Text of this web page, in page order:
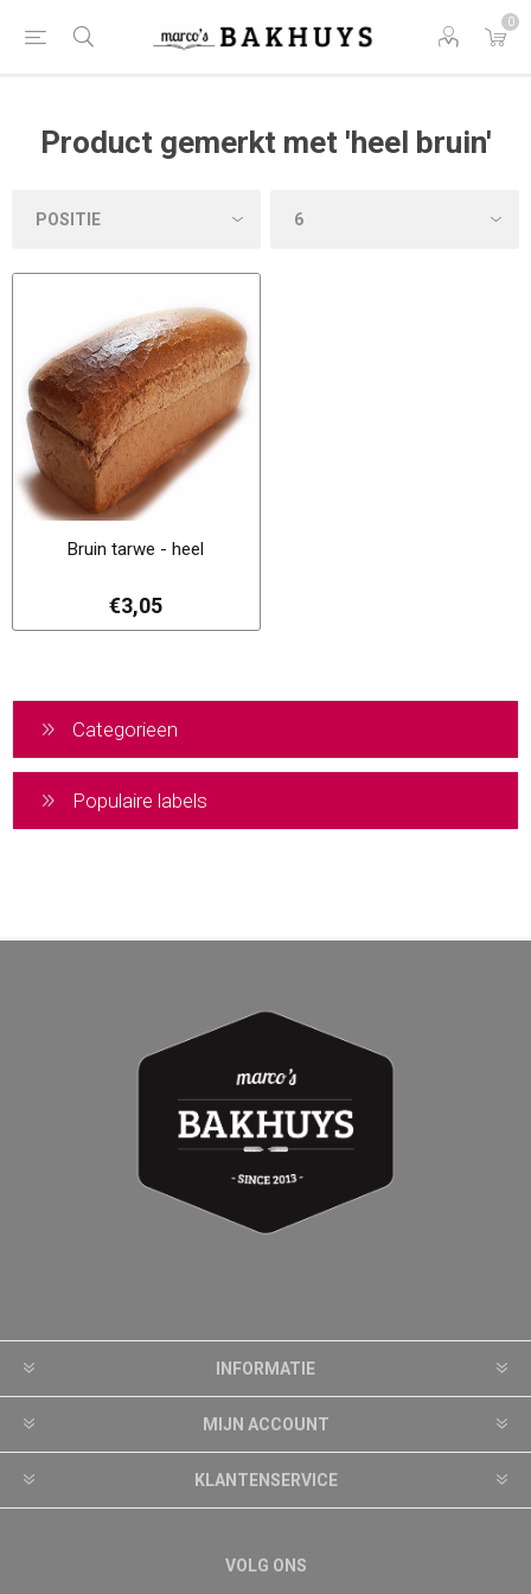
0
Product gemerkt met 'heel bruin'
Bruin tarwe - heel
€3,05
Categorieen
Populaire labels
INFORMATIE
MIJN ACCOUNT
KLANTENSERVICE
VOLG ONS